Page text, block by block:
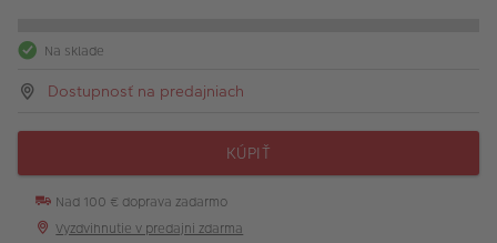
Na sklade
Dostupnosť na predajniach
KÚPIŤ
Nad 100 € doprava zadarmo
Vyzdvihnutie v predajni zdarma